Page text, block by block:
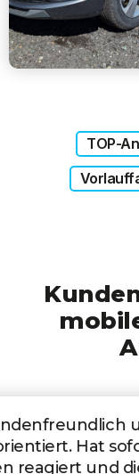
TOP-
Hr.
ersten
zum